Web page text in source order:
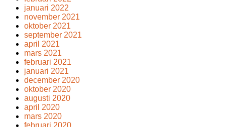
januari 2022
november 2021
oktober 2021
september 2021
april 2021
mars 2021
februari 2021
januari 2021
december 2020
oktober 2020
augusti 2020
april 2020
mars 2020